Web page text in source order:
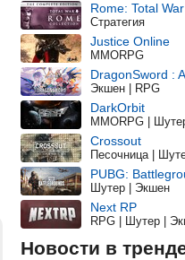
Rome: Total
Стратегия
Justice Online
MMORPG
DragonSword :
Экшен | RPG
DarkOrbit
MMORPG |
Crossout
Песочница |
PUBG:
Шутер | Экшен
Next RP
RPG | Шутер |
Новости в